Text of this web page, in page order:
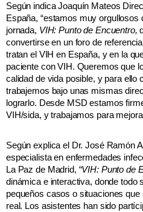
Según indica Joaquín Mateos
España, “estamos muy orgullosos
jornada, VIH: Punto de Encuentro,
convertirse en un foro de
tratan el VIH en España, y en la
paciente con VIH. Queremos que
calidad de vida posible, y para ello
trabajemos bajo unas mismas
lograrlo. Desde MSD estamos
VIH/sida, y trabajamos para
Según explica el Dr. José Ramón
especialista en enfermedades
La Paz de Madrid, “VIH: Punto de
dinámica e interactiva, donde todo
pequeños casos o situaciones
real. Los asistentes han sido